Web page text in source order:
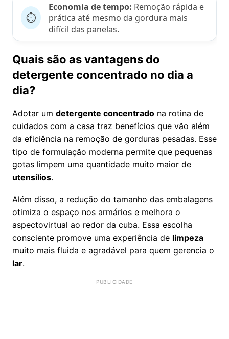
⏱️
Economia de tempo: Remoção rápida e
prática até mesmo da gordura mais
difícil das panelas.
Quais são as vantagens do
detergente concentrado no dia a
dia?
Adotar um detergente concentrado na rotina de
cuidados com a casa traz benefícios que vão além
da eficiência na remoção de gorduras pesadas. Esse
tipo de formulação moderna permite que pequenas
gotas limpem uma quantidade muito maior de
utensílios.
Além disso, a redução do tamanho das embalagens
otimiza o espaço nos armários e melhora o
aspectovirtual ao redor da cuba. Essa escolha
consciente promove uma experiência de limpeza
muito mais fluida e agradável para quem gerencia o
lar.